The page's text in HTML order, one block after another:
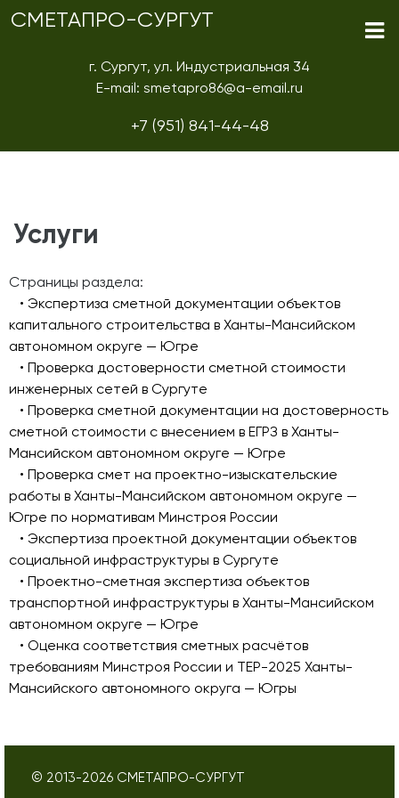
СМЕТАПРО-СУРГУТ
г. Сургут, ул. Индустриальная 34
E-mail: smetapro86@a-email.ru
+7 (951) 841-44-48
Услуги
Страницы раздела:
• Экспертиза сметной документации объектов
капитального строительства в Ханты-Мансийском
автономном округе — Югре
• Проверка достоверности сметной стоимости
инженерных сетей в Сургуте
• Проверка сметной документации на достоверность
сметной стоимости с внесением в ЕГРЗ в Ханты-
Мансийском автономном округе — Югре
• Проверка смет на проектно-изыскательские
работы в Ханты-Мансийском автономном округе —
Югре по нормативам Минстроя России
• Экспертиза проектной документации объектов
социальной инфраструктуры в Сургуте
• Проектно-сметная экспертиза объектов
транспортной инфраструктуры в Ханты-Мансийском
автономном округе — Югре
• Оценка соответствия сметных расчётов
требованиям Минстроя России и ТЕР-2025 Ханты-
Мансийского автономного округа — Югры
© 2013-2026 СМЕТАПРО-СУРГУТ